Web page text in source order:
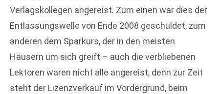
Verlagskollegen angereist. Zum einen war dies der
Entlassungswelle von Ende 2008 geschuldet, zum
anderen dem Sparkurs, der in den meisten
Häusern um sich greift – auch die verbliebenen
Lektoren waren nicht alle angereist, denn zur Zeit
steht der Lizenzverkauf im Vordergrund, beim